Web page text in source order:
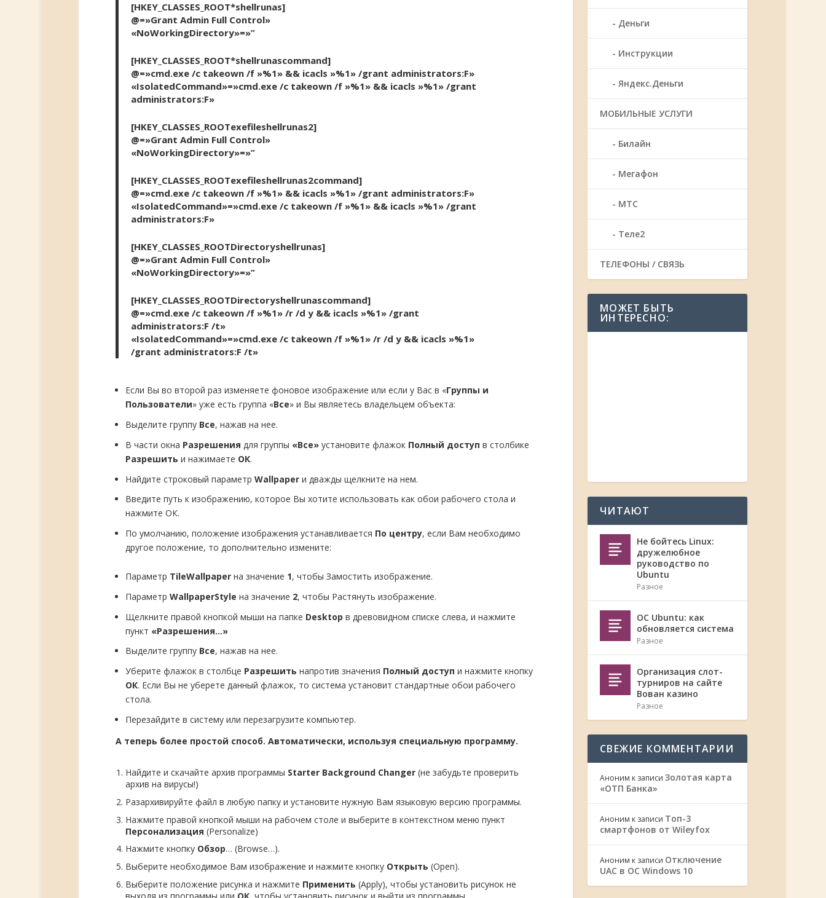
[HKEY_CLASSES_ROOT*shellrunas]
@=»Grant Admin Full Control»
«NoWorkingDirectory»=»”
[HKEY_CLASSES_ROOT*shellrunascommand]
@=»cmd.exe /c takeown /f »%1» && icacls »%1» /grant administrators:F»
«IsolatedCommand»=»cmd.exe /c takeown /f »%1» && icacls »%1» /grant
administrators:F»
[HKEY_CLASSES_ROOTexefileshellrunas2]
@=»Grant Admin Full Control»
«NoWorkingDirectory»=»”
[HKEY_CLASSES_ROOTexefileshellrunas2command]
@=»cmd.exe /c takeown /f »%1» && icacls »%1» /grant administrators:F»
«IsolatedCommand»=»cmd.exe /c takeown /f »%1» && icacls »%1» /grant
administrators:F»
[HKEY_CLASSES_ROOTDirectoryshellrunas]
@=»Grant Admin Full Control»
«NoWorkingDirectory»=»”
[HKEY_CLASSES_ROOTDirectoryshellrunascommand]
@=»cmd.exe /c takeown /f »%1» /r /d y && icacls »%1» /grant
administrators:F /t»
«IsolatedCommand»=»cmd.exe /c takeown /f »%1» /r /d y && icacls »%1»
/grant administrators:F /t»
Если Вы во второй раз изменяете фоновое изображение или если у Вас в «Группы и
Пользователи» уже есть группа «Все» и Вы являетесь владельцем объекта:
Выделите группу Все, нажав на нее.
В части окна Разрешения для группы «Все» установите флажок Полный доступ в столбике
Разрешить и нажимаете ОК.
Найдите строковый параметр Wallpaperи дважды щелкните на нем.
Введите путь к изображению, которое Вы хотите использовать как обои рабочего стола и
нажмите ОК.
По умолчанию, положение изображения устанавливается По центру, если Вам необходимо
другое положение, то дополнительно измените:
Параметр TileWallpaper на значение 1, чтобы Замостить изображение.
Параметр WallpaperStyle на значение 2, чтобы Растянуть изображение.
Щелкните правой кнопкой мыши на папке Desktop в древовидном списке слева, и нажмите
пункт «Разрешения…»
Выделите группу Все, нажав на нее.
Уберите флажок в столбце Разрешить напротив значения Полный доступ и нажмите кнопку
ОК. Если Вы не уберете данный флажок, то система установит стандартные обои рабочего
стола.
Перезайдите в систему или перезагрузите компьютер.
А теперь более простой способ. Автоматически, используя специальную программу.
Найдите и скачайте архив программы Starter Background Changer (не забудьте проверить
архив на вирусы!)
Разархивируйте файл в любую папку и установите нужную Вам языковую версию программы.
Нажмите правой кнопкой мыши на рабочем столе и выберите в контекстном меню пункт
Персонализация (Personalize)
Нажмите кнопкуОбзор… (Browse…).
Выберите необходимое Вам изображение и нажмите кнопку Открыть (Open).
Выберите положение рисунка и нажмите Применить (Apply), чтобы установить рисунок не
Деньги
Инструкции
Яндекс.Деньги
МОБИЛЬНЫЕ УСЛУГИ
Билайн
Мегафон
МТС
Теле2
ТЕЛЕФОНЫ / СВЯЗЬ
МОЖЕТ БЫТЬ
ИНТЕРЕСНО:
ЧИТАЮТ
Не бойтесь Linux:
дружелюбное
руководство по
Ubuntu
Разное
ОС Ubuntu: как
обновляется система
Разное
Организация слот-
турниров на сайте
Вован казино
Разное
СВЕЖИЕ КОММЕНТАРИИ
Аноним к записиЗолотая карта
«ОТП Банка»
Аноним к записи Топ-3
смартфонов от Wileyfox
Аноним к записи Отключение
UAC в ОС Windows 10